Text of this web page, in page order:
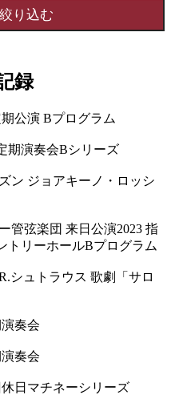
録
公演 Bプログラム
期演奏会Bシリーズ
ン ジョアキーノ・ロッシ
管弦楽団 来日公演2023 指
トリーホールBプログラム
シュトラウス 歌劇「サロ
奏会
奏会
日マチネーシリーズ